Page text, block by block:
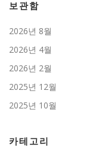
보관함
2026년 8월
2026년 4월
2026년 2월
2025년 12월
2025년 10월
카테고리